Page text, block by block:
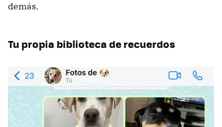
demás.
Tu propia biblioteca de recuerdos